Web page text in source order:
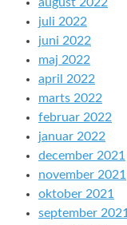
juli 2022
juni 2022
maj 2022
april 2022
marts 2022
februar 2022
januar 2022
december 2021
november 2021
oktober 2021
september 2021